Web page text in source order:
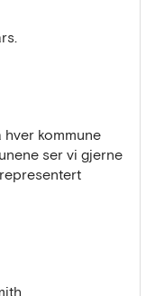
kommune
ser vi gjerne